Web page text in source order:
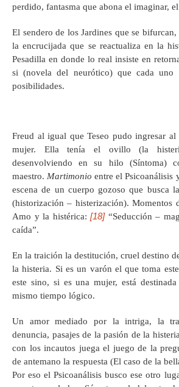
perdido, fantasma que abona el imaginar,
El sendero de los Jardines que se
la encrucijada que se reactualiza en la
Pesadilla en donde lo real insiste en
si (novela del neurótico) que cada uno
posibilidades.
Freud al igual que Teseo pudo ingresar
mujer. Ella tenía el ovillo (la
desenvolviendo en su hilo (Síntoma)
maestro.Martimonio entre el Psicoanálisis
escena de un cuerpo gozoso que busca
(historización – histerización). Momentos
Amo y la histérica: [18]“Seducción –
caída”.
En la traición la destitución, cruel destino
la histeria. Si es un varón el que toma
este sino, si es una mujer, está
mismo tiempo lógico.
Un amor mediado por la intriga, la
denuncia, pasajes de la pasión de la
con los incautos juega el juego de la
de antemano la respuesta (El caso de la
Por eso el Psicoanálisis busco ese otro